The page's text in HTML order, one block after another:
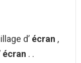
d’ écran ,
écran . .